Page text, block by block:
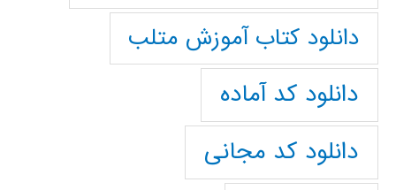
دانلود کتاب آموزش متلب
دانلود کد آماده
دانلود کد مجانی